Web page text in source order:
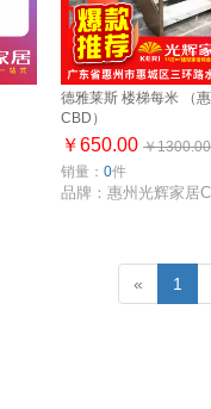
德雅莱斯 楼梯每米 （惠州光辉家居
CBD）
￥650.00 ￥1300.00
销量： 0件
品牌：惠州光辉家居
« 1